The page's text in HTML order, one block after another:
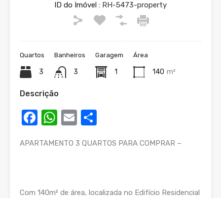
ID do Imóvel : RH-5473-property
Quartos
3
Banheiros
3
Garagem
1
Área
140 m²
Descrição
Facebook
WhatsApp
Email
APARTAMENTO 3 QUARTOS PARA COMPRAR –
Com 140m² de área, localizada no Edifício Residencial